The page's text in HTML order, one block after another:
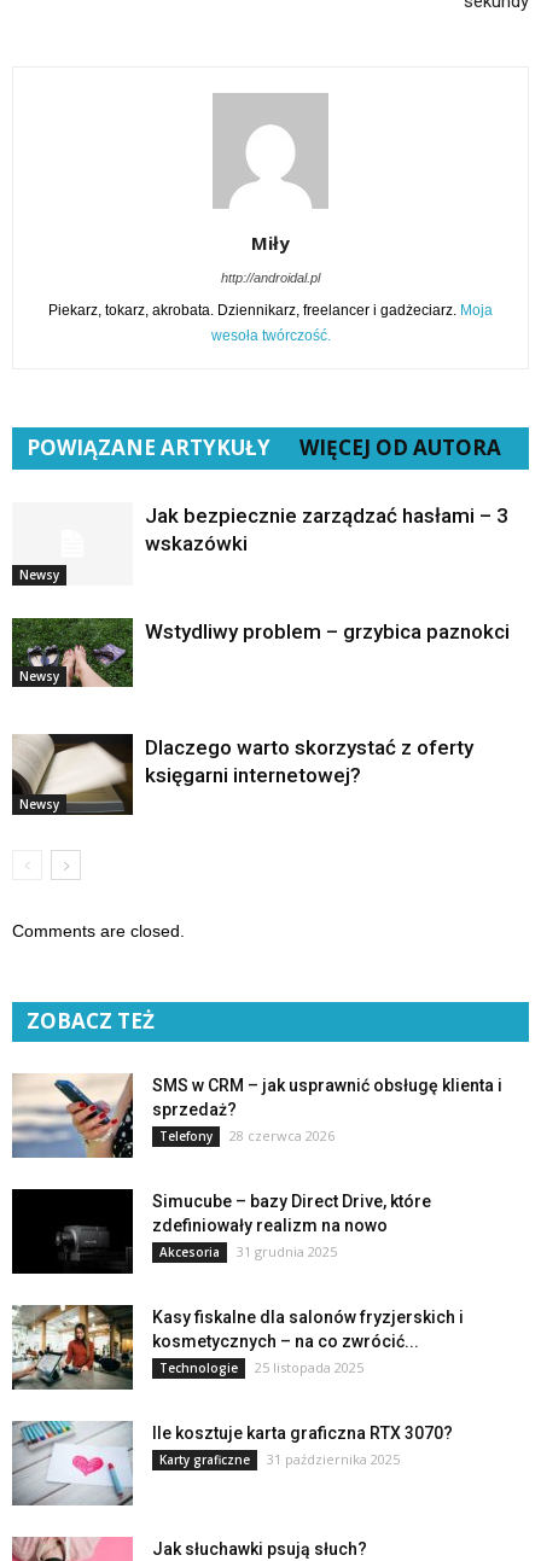
Miły
http://androidal.pl
Piekarz, tokarz, akrobata. Dziennikarz, freelancer i gadżeciarz. Moja
wesoła twórczość.
POWIĄZANE ARTYKUŁY WIĘCEJ OD AUTORA
Newsy
Jak bezpiecznie zarządzać hasłami – 3
wskazówki
Newsy
Wstydliwy problem – grzybica paznokci
Newsy
Dlaczego warto skorzystać z oferty
księgarni internetowej?
Comments are closed.
ZOBACZ TEŻ
SMS w CRM – jak usprawnić obsługę klienta i
sprzedaż?
Telefony 28 czerwca 2026
Simucube – bazy Direct Drive, które
zdefiniowały realizm na nowo
Akcesoria 31 grudnia 2025
Kasy fiskalne dla salonów fryzjerskich i
kosmetycznych – na co zwrócić...
Technologie 25 listopada 2025
Ile kosztuje karta graficzna RTX 3070?
Karty graficzne 31 października 2025
Jak słuchawki psują słuch?